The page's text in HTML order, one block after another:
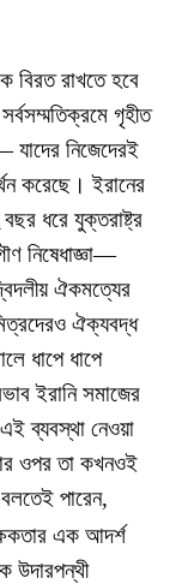
বিরত রাখতে হবে
গৃহীত
যাদের নিজেদেরই
করেছে। ইরানের
ধরে যুক্তরাষ্ট্র
নিষেধাজ্ঞা—
ঐকমত্যের
ঐক্যবদ্ধ
ধাপে ধাপে
ইরানি সমাজের
ব্যবস্থা নেওয়া
ওপর তা কখনওই
পারেন,
এক আদর্শ